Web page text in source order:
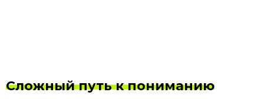
Сложный путь к пониманию